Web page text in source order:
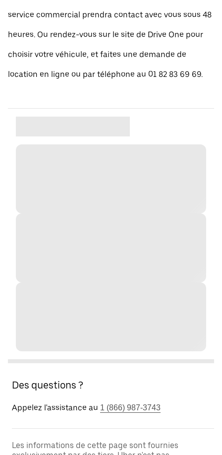
service commercial prendra contact avec vous sous 48
heures. Ou rendez-vous sur le site de Drive One pour
choisir votre véhicule, et faites une demande de
location en ligne ou par téléphone au 01 82 83 69 69.
Des questions ?
Appelez l'assistance au 1 (866) 987-3743
Les informations de cette page sont fournies